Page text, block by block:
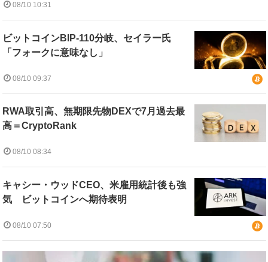
08/10 10:31
ビットコインBIP-110分岐、セイラー氏
「フォークに意味なし」
08/10 09:37
RWA取引高、無期限先物DEXで7月過去最
高＝CryptoRank
08/10 08:34
キャシー・ウッドCEO、米雇用統計後も強
気 ビットコインへ期待表明
08/10 07:50